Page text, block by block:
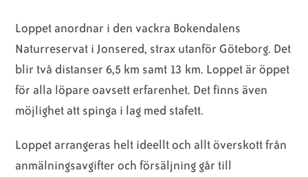
Loppet anordnar i den vackra Bokendalens
Naturreservat i Jonsered, strax utanför Göteborg. Det
blir två distanser 6,5 km samt 13 km. Loppet är öppet
för alla löpare oavsett erfarenhet. Det finns även
möjlighet att spinga i lag med stafett.
Loppet arrangeras helt ideellt och allt överskott från
anmälningsavgifter och försäljning går till